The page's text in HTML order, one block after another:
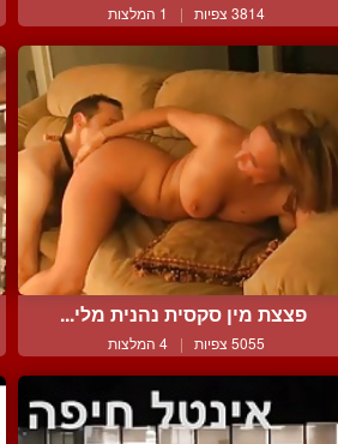
3814 צפיות | 1 המלצות
פצצת מין סקסית נהנית מלי...
5055 צפיות | 4 המלצות